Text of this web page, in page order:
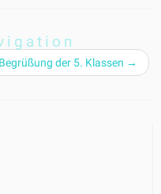
Begrüßung der 5. Klassen →